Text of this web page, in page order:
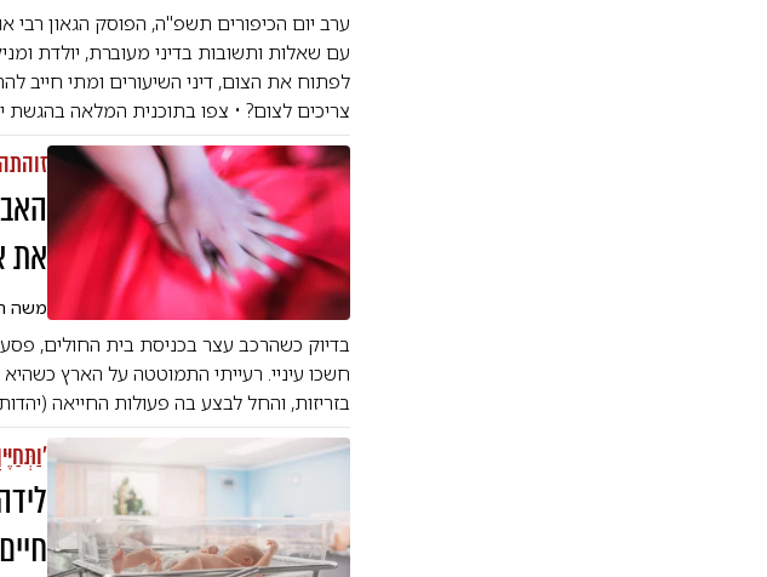
ערב יום הכיפורים תשפ"ה, הפוסק הגאון
עם שאלות ותשובות בדיני מעוברת, יולדת
לפתוח את הצום, דיני השיעורים ומתי חייב
צריכים לצום? • צפו בתוכנית המלאה בהגשת
את
משה
בדיוק כשהרכב עצר בכניסת בית החולים,
חשכו עיניי. רעייתי התמוטטה על הארץ
בזריזות, והחל לבצע בה פעולות החייאה